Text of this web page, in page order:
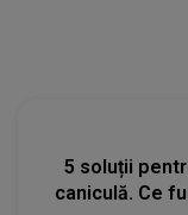
5 soluții
caniculă. Ce